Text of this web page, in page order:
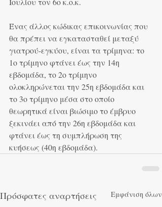
Ένας άλλος κώδικας επικοινωνίας που
θα πρέπει να εγκατασταθεί μεταξύ
γιατρού-εγκύου, είναι τα τρίμηνα: το
1ο τρίμηνο φτάνει έως την 14η
εβδομάδα, το 2ο τρίμηνο
ολοκληρώνεται την 25η εβδομάδα και
το 3ο τρίμηνο μέσα στο οποίο
θεωρητικά είναι βιώσιμο το έμβρυο
ξεκινάει από την 26η εβδομάδα και
φτάνει έως τη συμπλήρωση της
κυήσεως (40η εβδομάδα).
Πρόσφατες αναρτήσεις Εμφάνιση όλων